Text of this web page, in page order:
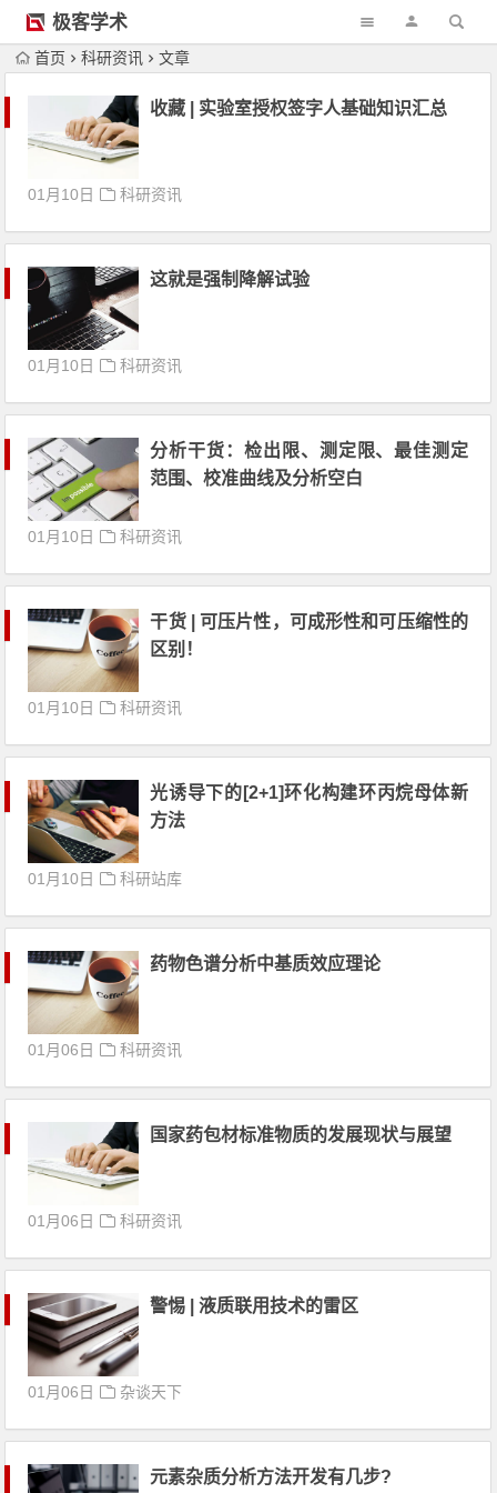
极客学术
首页 科研资讯 文章
收藏 | 实验室授权签字人基础知识汇总
01月10日 科研资讯
这就是强制降解试验
01月10日 科研资讯
分析干货：检出限、测定限、最佳测定
范围、校准曲线及分析空白
01月10日 科研资讯
干货 | 可压片性，可成形性和可压缩性的
区别！
01月10日 科研资讯
光诱导下的[2+1]环化构建环丙烷母体新
方法
01月10日 科研站库
药物色谱分析中基质效应理论
01月06日 科研资讯
国家药包材标准物质的发展现状与展望
01月06日 科研资讯
警惕 | 液质联用技术的雷区
01月06日 杂谈天下
元素杂质分析方法开发有几步?